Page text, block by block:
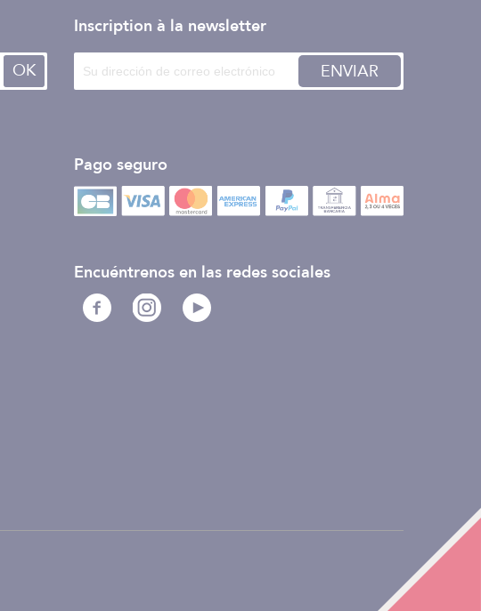
OK
Inscription à la newsletter
ENVIAR
Pago seguro
Encuéntrenos en las redes sociales